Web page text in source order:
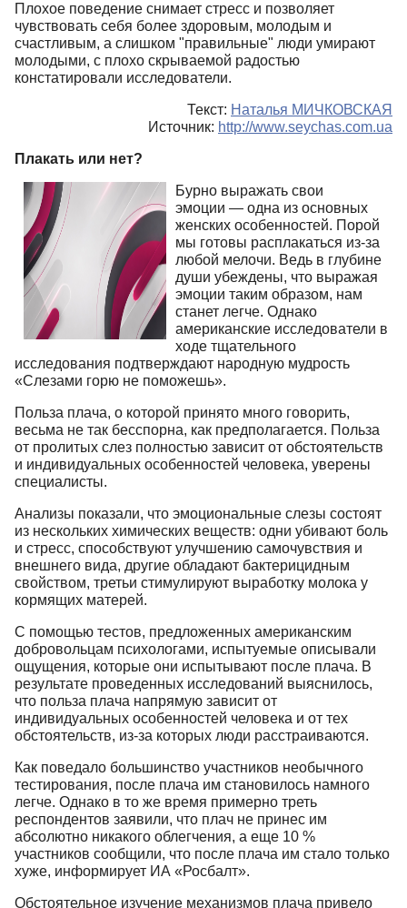
Плохое поведение снимает стресс и позволяет
чувствовать себя более здоровым, молодым и
счастливым, а слишком "правильные" люди умирают
молодыми, с плохо скрываемой радостью
констатировали исследователи.
Текст: Наталья МИЧКОВСКАЯ
Источник: http://www.seychas.com.ua
Плакать или нет?
Бурно выражать свои
эмоции — одна из основных
женских особенностей. Порой
мы готовы расплакаться из-за
любой мелочи. Ведь в глубине
души убеждены, что выражая
эмоции таким образом, нам
станет легче. Однако
американские исследователи в
ходе тщательного
исследования подтверждают народную мудрость
«Слезами горю не поможешь».
Польза плача, о которой принято много говорить,
весьма не так бесспорна, как предполагается. Польза
от пролитых слез полностью зависит от обстоятельств
и индивидуальных особенностей человека, уверены
специалисты.
Анализы показали, что эмоциональные слезы состоят
из нескольких химических веществ: одни убивают боль
и стресс, способствуют улучшению самочувствия и
внешнего вида, другие обладают бактерицидным
свойством, третьи стимулируют выработку молока у
кормящих матерей.
С помощью тестов, предложенных американским
добровольцам психологами, испытуемые описывали
ощущения, которые они испытывают после плача. В
результате проведенных исследований выяснилось,
что польза плача напрямую зависит от
индивидуальных особенностей человека и от тех
обстоятельств, из-за которых люди расстраиваются.
Как поведало большинство участников необычного
тестирования, после плача им становилось намного
легче. Однако в то же время примерно треть
респондентов заявили, что плач не принес им
абсолютно никакого облегчения, а еще 10 %
участников сообщили, что после плача им стало только
хуже, информирует ИА «Росбалт».
Обстоятельное изучение механизмов плача привело